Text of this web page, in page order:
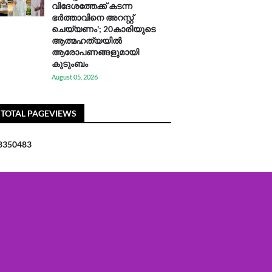
വിദേശത്തേക്ക് കടന്ന
ഭർത്താവിനെ അറസ്റ്റ്
ചെയ്യണം'; 20കാരിയുടെ
ആത്മഹത്യയിൽ
ആരോപണങ്ങളുമായി
കുടുംബം
August 05, 2026
TOTAL PAGEVIEWS
350483